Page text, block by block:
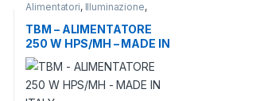
Alimentatori, Illuminazione,
TBM – ALIMENTATORE
250 W HPS/MH – MADE IN
ITALY